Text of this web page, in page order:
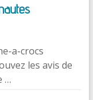
a-crocs
les avis de
…